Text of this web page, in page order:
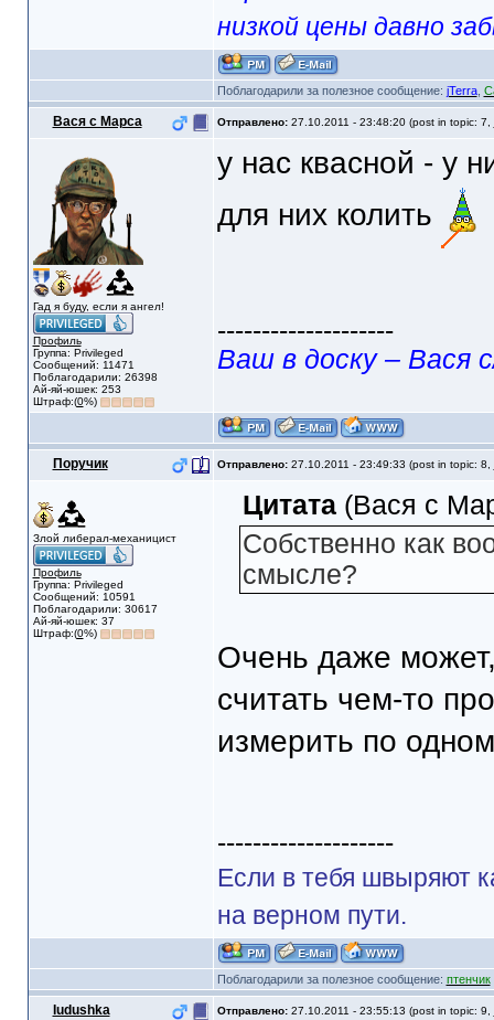
низкой цены давно
Поблагодарили за полезное сообщение: jTerra,
Вася с Марса Отправлено: 27.10.2011 - 23:48:20 (post in topic: 7,
Гад я буду, если я ангел!
Профиль
Группа: Privileged
Сообщений: 11471
Поблагодарили: 26398
Ай-яй-юшек: 253
Штраф:(0%)
у нас квасной - у
для них колить
--------------------
Ваш в доску – Вася
Поручик Отправлено: 27.10.2011 - 23:49:33 (post in topic: 8,
Злой либерал-механицист
Профиль
Группа: Privileged
Сообщений: 10591
Поблагодарили: 30617
Ай-яй-юшек: 37
Штраф:(0%)
Цитата(Вася с
Собственно как
смысле?
Очень даже
считать чем-то
измерить по
--------------------
Если в тебя швыряют
на верном пути.
Поблагодарили за полезное сообщение: птенчик
Iudushka Отправлено: 27.10.2011 - 23:55:13 (post in topic: 9,